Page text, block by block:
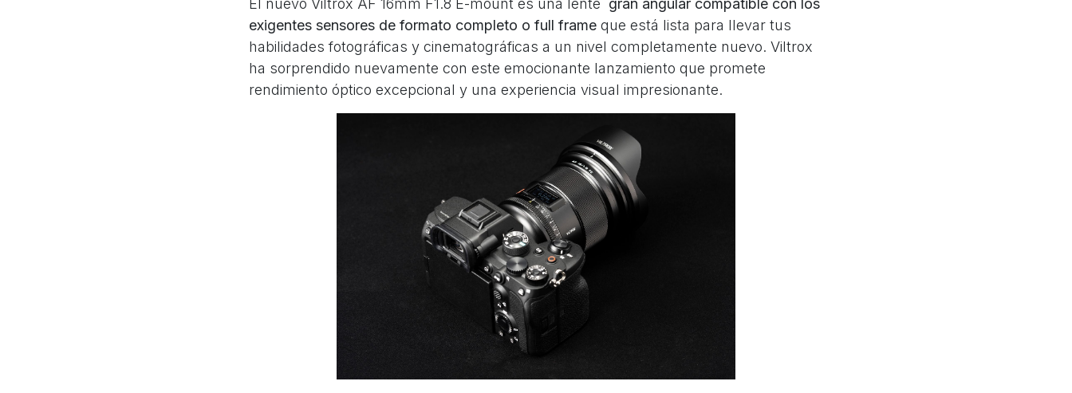
El nuevo Viltrox AF 16mm F1.8 E-mount es una lente gran angular compatible con los
exigentes sensores de formato completo o full frame que está lista para llevar tus
habilidades fotográficas y cinematográficas a un nivel completamente nuevo. Viltrox
ha sorprendido nuevamente con este emocionante lanzamiento que promete
rendimiento óptico excepcional y una experiencia visual impresionante.